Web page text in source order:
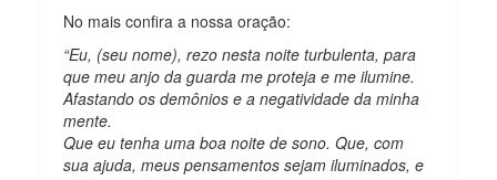
No mais confira a nossa oração:
“Eu, (seu nome), rezo nesta noite turbulenta, para
que meu anjo da guarda me proteja e me ilumine.
Afastando os demônios e a negatividade da minha
mente.
Que eu tenha uma boa noite de sono. Que, com
sua ajuda, meus pensamentos sejam iluminados, e